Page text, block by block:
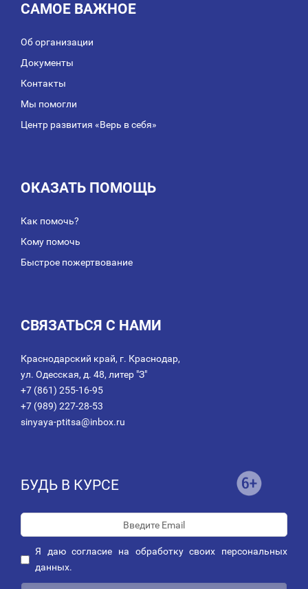
САМОЕ ВАЖНОЕ
Об организации
Документы
Контакты
Мы помогли
Центр развития «Верь в себя»
ОКАЗАТЬ ПОМОЩЬ
Как помочь?
Кому помочь
Быстрое пожертвование
СВЯЗАТЬСЯ С НАМИ
Краснодарский край, г. Краснодар,
ул. Одесская, д. 48, литер "З"
+7 (861) 255-16-95
+7 (989) 227-28-53
sinyaya-ptitsa@inbox.ru
БУДЬ В КУРСЕ
Я даюсогласие на обработку своих персональных
данных.